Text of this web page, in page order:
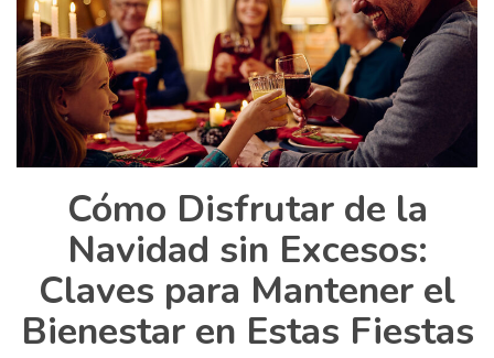
Cómo Disfrutar de la
Navidad sin Excesos:
Claves para Mantener el
Bienestar en Estas Fiestas